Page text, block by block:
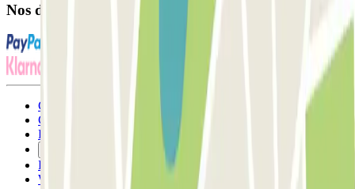
Nos différents modes de paiement:
Conditions générales d'utilisation et contrat
Conditions d'annulation
Politique relative aux cookies
Politique de confidentialité
Whistleblowing